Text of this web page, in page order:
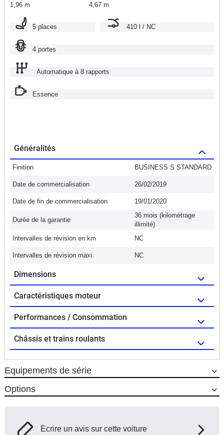
1,96 m 4,67 m
5 places 410 l / NC
4 portes
Automatique à 8 rapports
Essence
Généralités
Finition BUSINESS S STANDARD
Date de commercialisation 26/02/2019
Date de fin de commercialisation 19/01/2020
Durée de la garantie
36 mois (kilométrage
illimité)
Intervalles de révision en km
NC
Intervalles de révision maxi NC
Dimensions
Caractéristiques moteur
Performances / Consommation
Châssis et trains roulants
Equipements de série
Options
Ecrire un avis sur cette voiture